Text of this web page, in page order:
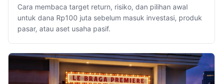
Cara membaca target return, risiko, dan pilihan awal
untuk dana Rp100 juta sebelum masuk investasi, produk
pasar, atau aset usaha pasif.